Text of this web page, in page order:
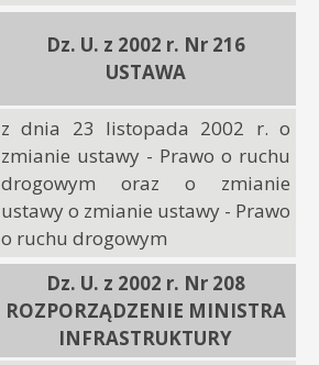
Dz. U. z 2002 r. Nr 216
USTAWA
z dnia 23 listopada 2002 r. o
zmianie ustawy - Prawo o ruchu
drogowym oraz o zmianie
ustawy o zmianie ustawy - Prawo
o ruchu drogowym
Dz. U. z 2002 r. Nr 208
ROZPORZĄDZENIE MINISTRA
INFRASTRUKTURY